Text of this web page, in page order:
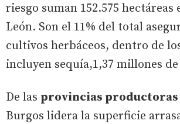
riesgo suman 152.575 hectáreas
León. Son el 11% del total
cultivos herbáceos, dentro de
incluyen sequía,1,37 millones
De las provincias productoras
Burgos lidera la superficie